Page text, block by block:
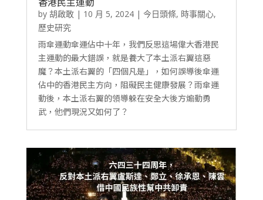
by 胡啟敢| 10 月 5, 2024| 今日頭條, 時事關心,
歷史研究
雨傘運動傘運佔中十年，我們反思這場偉大香港民
主運動的最大錯誤，就是養大了本土派右翼這惡
魔？本土派右翼的「四個凡是」，如何誤導後傘運
佔中的香港民主方向，阻礙民主健康發展？雨傘運
動後，本土派右翼的領導躲在安全大後方煽動勇
武，他們現況又如何了？